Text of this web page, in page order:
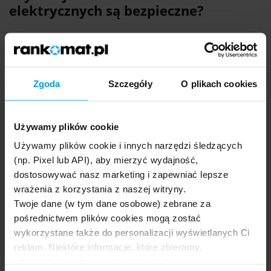
Zgoda Szczegóły O plikach cookies
Używamy plików cookie
Używamy plików cookie i innych narzędzi śledzących
(np. Pixel lub API), aby mierzyć wydajność,
dostosowywać nasz marketing i zapewniać lepsze
wrażenia z korzystania z naszej witryny.
Twoje dane (w tym dane osobowe) zebrane za
pośrednictwem plików cookies mogą zostać
wykorzystane także do personalizacji wyświetlanych Ci
reklam. Niektóre informacje, które zbieramy,
elektrycznych są bezpieczne?
Rozwój elektromobilności oznacza coraz większą pulę środków
przeznaczanych na badania i rozwój, w tym projektowanie
Producenci ładowarek nie mają dowolności – muszą
dostosować się do wymogów technicznych
stacje ładowania aut elektrycznych, które są odpowiednio
zabezpieczonem.in. przed warunkami atmosferycznymi i
uszkodzeniami. Zapewniają one pełne bezpieczeństwo
użytkowania.
Kwestii bezpieczeństwa dotyczy także pytanie o lokalizację
punktu ładowania elektryków i jego wyposażenie.
Współcześnie budowane stacje:
powstają z dala od stref zagrożonych wybuchem;